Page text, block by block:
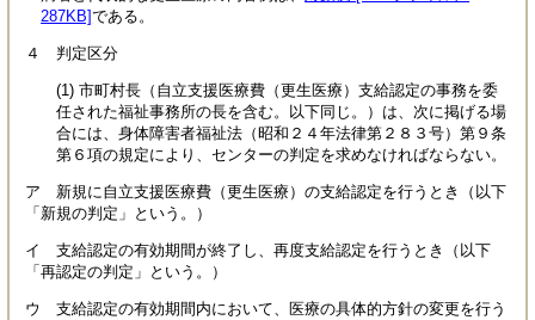
287KB]である。
４ 判定区分
(1) 市町村長（自立支援医療費（更生医療）支給認定の事務を委
任された福祉事務所の長を含む。以下同じ。）は、次に掲げる場
合には、身体障害者福祉法（昭和２４年法律第２８３号）第９条
第６項の規定により、センターの判定を求めなければならない。
ア 新規に自立支援医療費（更生医療）の支給認定を行うとき（以下
「新規の判定」という。）
イ 支給認定の有効期間が終了し、再度支給認定を行うとき（以下
「再認定の判定」という。）
ウ 支給認定の有効期間内において、医療の具体的方針の変更を行う